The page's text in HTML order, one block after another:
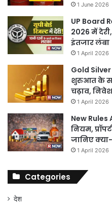
1 June 2026
UP Board
2026 में
इंतजार लंबा
1 April 2026
Gold Silver
शुरुआत के
चढ़ाव,
1 April 2026
New
नियम,
जानिए
1 April 2026
Categories
देश